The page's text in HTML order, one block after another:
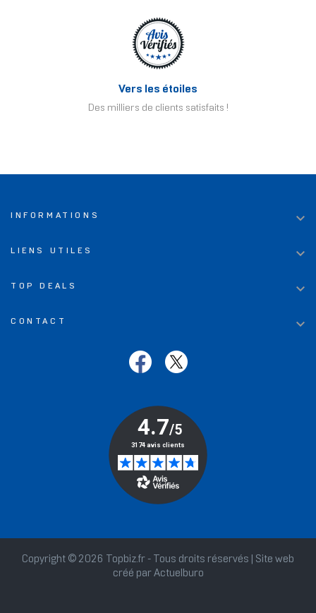
Vers les étoiles
Des milliers de clients satisfaits !
INFORMATIONS 
LIENS UTILES 
TOP DEALS 
CONTACT 
Copyright © 2026 Topbiz.fr - Tous droits réservés | Site web
créé par Actuelburo